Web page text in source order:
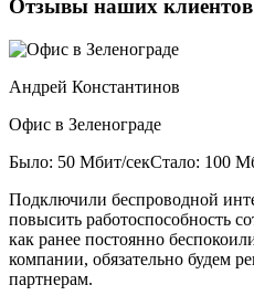
Отзывы наших клиентов
Андрей Константинов
Офис в Зеленограде
Было: 50 Мбит/секСтало: 100
Подключили беспроводной
повысить работоспособность
как ранее постоянно
компании, обязательно будем
партнерам.